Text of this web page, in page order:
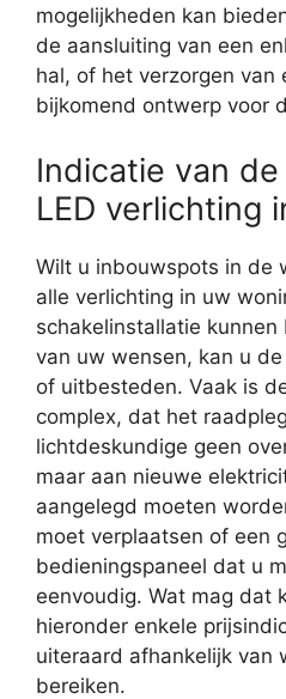
mogelijkheden kan
de aansluiting van een
hal, of het verzorgen van
bijkomend ontwerp voor
Indicatie van
LED verlichting
Wilt u inbouwspots in de
alle verlichting in uw
schakelinstallatie
van uw wensen, kan u
of uitbesteden. Vaak is
complex, dat het
lichtdeskundige geen
maar aan nieuwe
aangelegd moeten
moet verplaatsen of een
bedieningspaneel dat u
eenvoudig. Wat mag dat
hieronder enkele
uiteraard afhankelijk van
bereiken.